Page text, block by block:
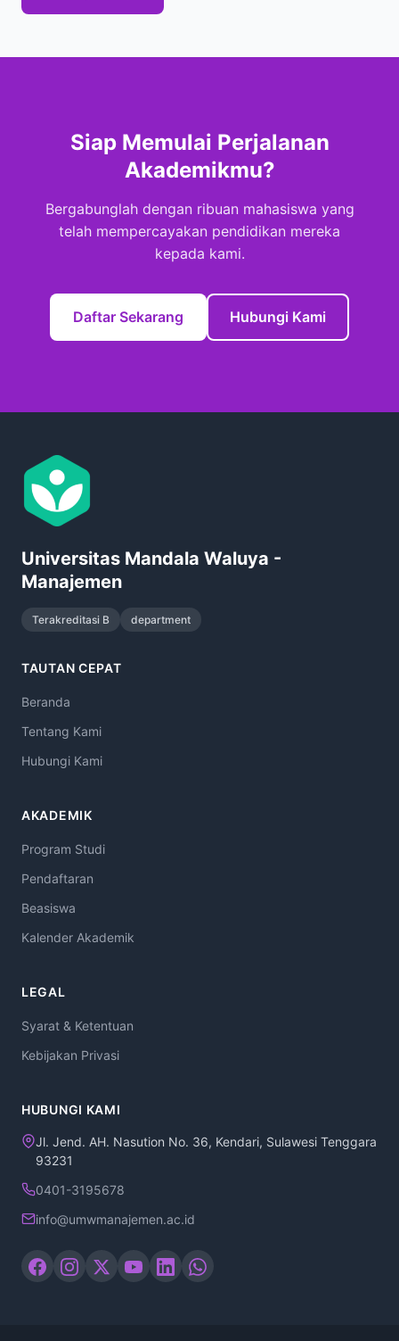
Siap Memulai Perjalanan
Akademikmu?
Bergabunglah dengan ribuan mahasiswa yang
telah mempercayakan pendidikan mereka
kepada kami.
Daftar Sekarang Hubungi Kami
Universitas Mandala Waluya -
Manajemen
Terakreditasi B department
TAUTAN CEPAT
Beranda
Tentang Kami
Hubungi Kami
AKADEMIK
Program Studi
Pendaftaran
Beasiswa
Kalender Akademik
LEGAL
Syarat & Ketentuan
Kebijakan Privasi
HUBUNGI KAMI
Jl. Jend. AH. Nasution No. 36, Kendari, Sulawesi Tenggara
93231
0401-3195678
info@umwmanajemen.ac.id